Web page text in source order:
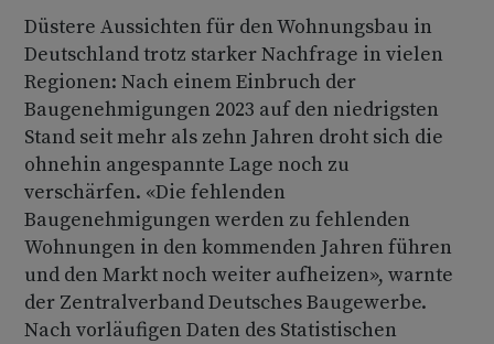
Düstere Aussichten für den Wohnungsbau in
Deutschland trotz starker Nachfrage in vielen
Regionen: Nach einem Einbruch der
Baugenehmigungen 2023 auf den niedrigsten
Stand seit mehr als zehn Jahren droht sich die
ohnehin angespannte Lage noch zu
verschärfen. «Die fehlenden
Baugenehmigungen werden zu fehlenden
Wohnungen in den kommenden Jahren führen
und den Markt noch weiter aufheizen», warnte
der Zentralverband Deutsches Baugewerbe.
Nach vorläufigen Daten des Statistischen